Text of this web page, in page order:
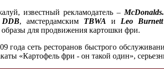
известный рекламодатель – McDonalds.
DDB, амстердамским TBWA и Leo
для продвижения картошки фри.
года сеть ресторанов быстрого
«Картофель фри - он такой один»,